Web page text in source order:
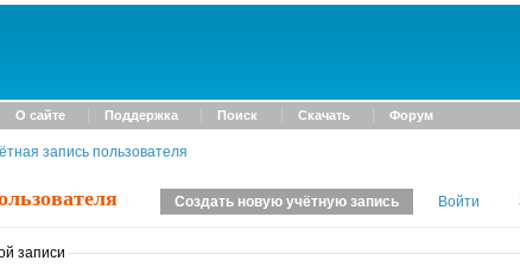
О сайте Поддержка Поиск Скачать Форум
запись пользователя
Создать новую учётную запись Войти
записи